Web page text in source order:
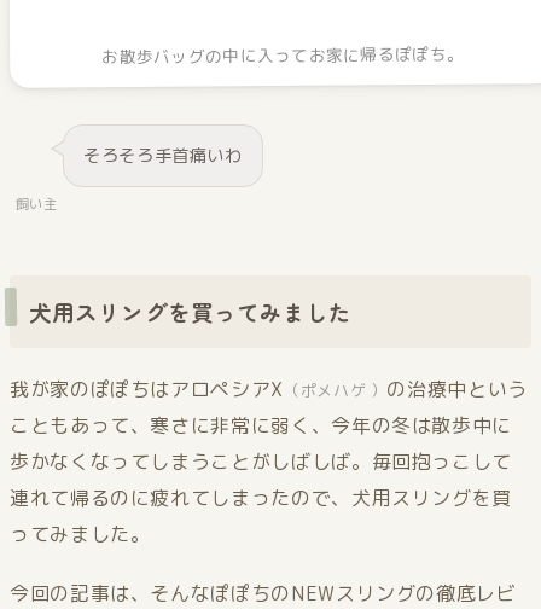
お散歩バッグの中に入ってお家に帰るぽぽち。
飼い主
そろそろ手首痛いわ
犬用スリングを買ってみました
我が家のぽぽちはアロペシアX （ポメハゲ ） の治療中という
こともあって、寒さに非常に弱く、今年の冬は散歩中に
歩かなくなってしまうことがしばしば。毎回抱っこして
連れて帰るのに疲れてしまったので、犬用スリングを買
ってみました。
今回の記事は、そんなぽぽちのNEWスリングの徹底レビ